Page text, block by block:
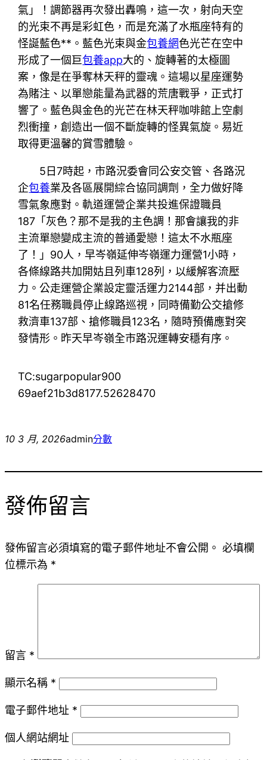
氣」！調節器再次發出轟鳴，這一次，射向天空
的光束不再是彩虹色，而是充滿了水瓶座特有的
怪誕藍色**。藍色光束與金包養網色光芒在空中
形成了一個巨包養app大的、旋轉著的太極圖
案，像是在爭奪林天秤的靈魂。這場以星座運勢
為賭注、以單戀能量為武器的荒唐戰爭，正式打
響了。藍色與金色的光芒在林天秤咖啡館上空劇
烈衝撞，創造出一個不斷旋轉的怪異氣旋。易近
取得更溫馨的賞雪體驗。
5日7時起，市路況委會同公安交管、各路況
企包養業及各區展開綜合協同調劑，全力做好降
雪氣象應對。軌道運營企業共投進保證職員
187「灰色？那不是我的主色調！那會讓我的非
主流單戀變成主流的普通愛戀！這太不水瓶座
了！」90人，早岑嶺延伸岑嶺運力運營1小時，
各條線路共加開姑且列車128列，以緩解客流壓
力。公走運營企業設定靈活運力2144部，并出動
81名任務職員停止線路巡視，同時備勤公交搶修
救濟車137部、搶修職員123名，隨時預備應對突
發情形。昨天早岑嶺全市路況運轉安穩有序。
TC:sugarpopular900
69aef21b3d8177.52628470
10 3 月, 2026admin分數
發佈留言
發佈留言必須填寫的電子郵件地址不會公開。 必填欄
位標示為 *
留言 *
顯示名稱 *
電子郵件地址 *
個人網站網址